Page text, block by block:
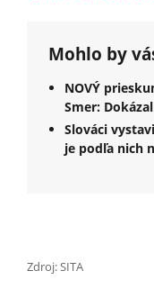
Mohlo by
NOVÝ
Smer:
Slováci
je podľa nich
Zdroj: SITA